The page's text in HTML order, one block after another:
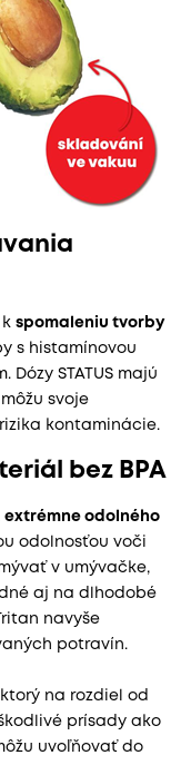
k spomaleniu tvorby
s histamínovou
STATUS majú
svoje
kontaminácie.
bez BPA
extrémne odolného
odolnosťou voči
v umývačke,
aj na dlhodobé
navyše
potravín.
na rozdiel od
prísady ako
uvoľňovať do